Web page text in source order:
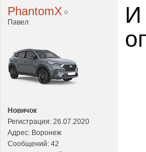
PhantomX
Павел
Новичок
Регистрация: 26.07.2020
Адрес: Воронеж
Сообщений: 42
И